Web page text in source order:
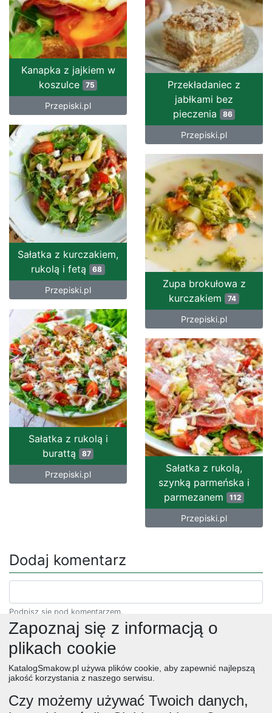
Kanapka z jajkiem w
koszulce
75
Przepiski.pl
Przekładaniec z
jabłkami bez
pieczenia
86
Przepiski.pl
Sałatka z kurczakiem,
rukolą i fetą 68
Przepiski.pl
Zupa brokułowa z
kurczakiem 74
Przepiski.pl
Sałatka z rukolą i
burattą
87
Przepiski.pl
Sałatka z rukolą,
szynką parmeńska i
parmezanem
112
Przepiski.pl
Dodaj komentarz
Podpisz się pod komentarzem.
Zapoznaj się z informacją o
plikach cookie
KatalogSmakow.pl używa plików cookie, aby zapewnić najlepszą
jakość korzystania z naszego serwisu.
Czy możemy używać Twoich danych,